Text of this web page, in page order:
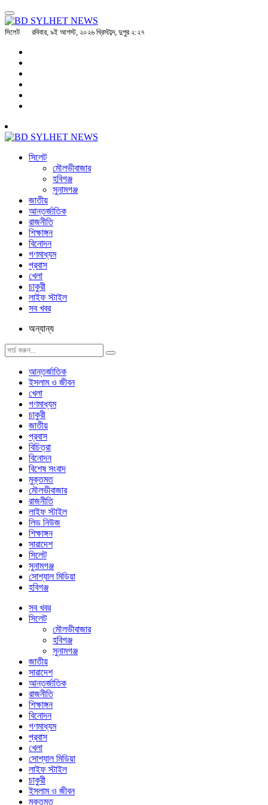
সিলেট রবিবার, ৯ই আগস্ট, ২০২৬ খ্রিস্টাব্দ, দুপুর ২:২৭
সিলেট
মৌলভীবাজার
হবিগঞ্জ
সুনামগঞ্জ
জাতীয়
আন্তর্জাতিক
রাজনীতি
শিক্ষাঙ্গন
বিনোদন
গণমাধ্যম
প্রবাস
খেলা
চাকুরী
লাইফ স্টাইল
সব খবর
অন্যান্য
আন্তর্জাতিক
ইসলাম ও জীবন
খেলা
গণমাধ্যম
চাকুরী
জাতীয়
প্রবাস
বিচিত্রা
বিনোদন
বিশেষ সংবাদ
মুক্তমত
মৌলভীবাজার
রাজনীতি
লাইফ স্টাইল
লিড নিউজ
শিক্ষাঙ্গন
সারাদেশ
সিলেট
সুনামগঞ্জ
সোশ্যাল মিডিয়া
হবিগঞ্জ
সব খবর
সিলেট
মৌলভীবাজার
হবিগঞ্জ
সুনামগঞ্জ
জাতীয়
সারাদেশ
আন্তর্জাতিক
রাজনীতি
শিক্ষাঙ্গন
বিনোদন
গণমাধ্যম
প্রবাস
খেলা
সোশ্যাল মিডিয়া
লাইফ স্টাইল
চাকুরী
ইসলাম ও জীবন
মুক্তমত